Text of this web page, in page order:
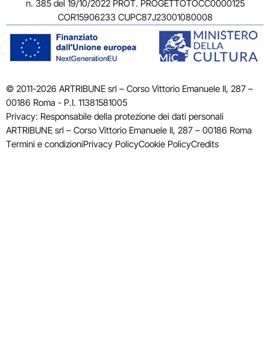
n. 385 del 19/10/2022 PROT. PROGETTOTOCC0000125
COR15906233 CUPC87J23001080008
© 2011-2026 ARTRIBUNE srl – Corso Vittorio Emanuele II, 287 –
00186 Roma - P.I. 11381581005
Privacy: Responsabile della protezione dei dati personali
ARTRIBUNE srl – Corso Vittorio Emanuele II, 287 – 00186 Roma
Termini e condizioniPrivacy PolicyCookie PolicyCredits